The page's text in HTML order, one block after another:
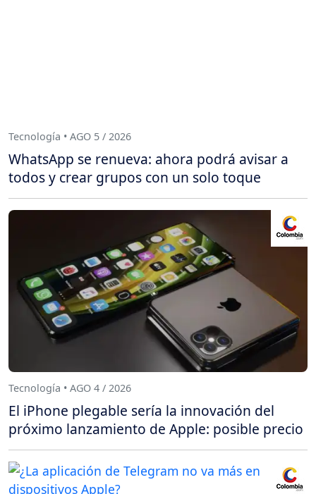
Tecnología • AGO 5 / 2026
WhatsApp se renueva: ahora podrá avisar a
todos y crear grupos con un solo toque
Tecnología • AGO 4 / 2026
El iPhone plegable sería la innovación del
próximo lanzamiento de Apple: posible precio